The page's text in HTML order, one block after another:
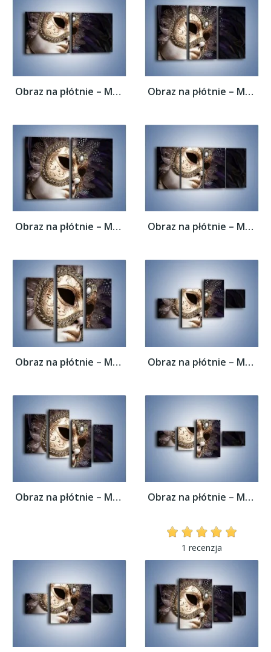
Obraz na płótnie – Mroczna maska i pióra –... Obraz na płótnie – Mroczna maska i pióra –...
Obraz na płótnie – Mroczna maska i pióra –... Obraz na płótnie – Mroczna maska i pióra –...
Obraz na płótnie – Mroczna maska i pióra –... Obraz na płótnie – Mroczna maska i pióra –...
Obraz na płótnie – Mroczna maska i pióra –... Obraz na płótnie – Mroczna maska i pióra –...
1 recenzja